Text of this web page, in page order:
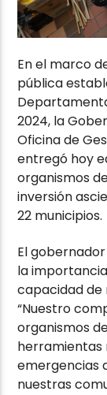
En el marco
pública
2024, la
Oficina de
entregó hoy
organismos
inversión
22 municipios.
El
la
capacidad de
“Nuestro
organismos
herramientas
emergencias
nuestras